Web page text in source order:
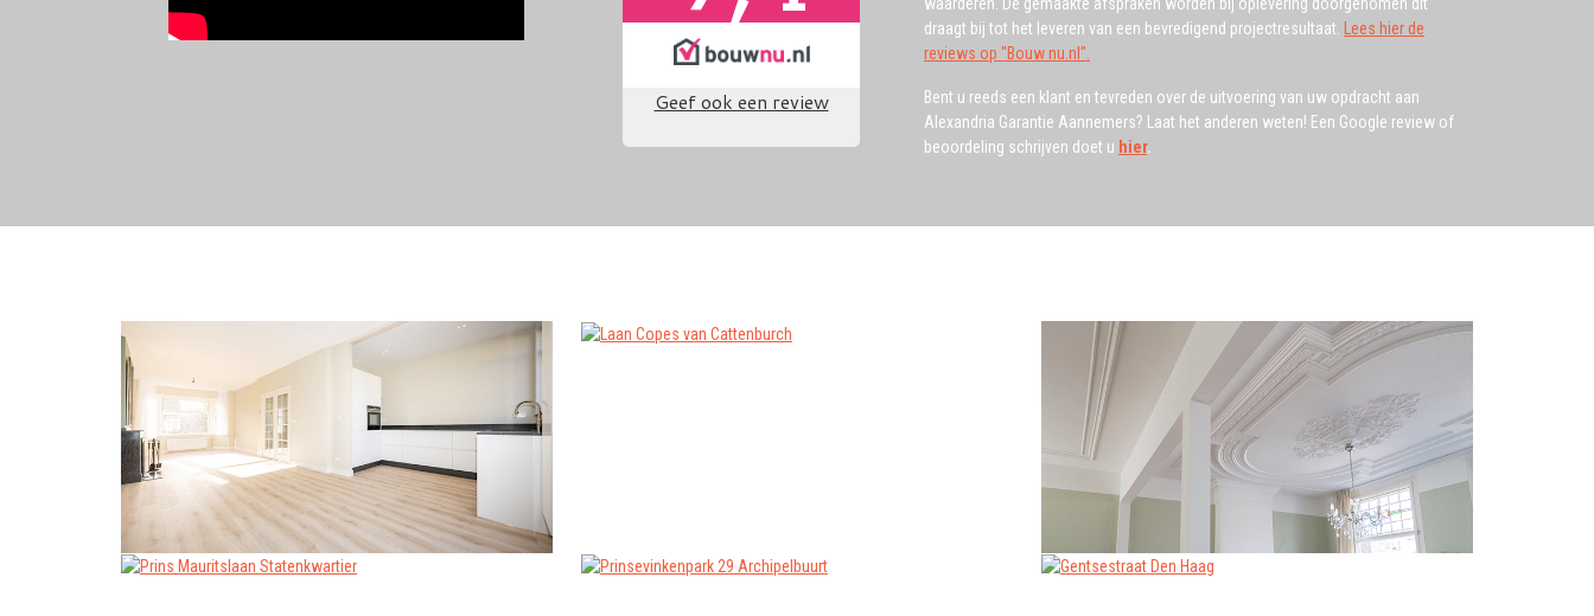
draagt bij tot het leveren van een bevredigend projectresultaat.
Lees hier de
reviews op "Bouw nu.nl".
Bent u reeds een klant en tevreden over de uitvoering van uw opdracht aan
Alexandria Garantie Aannemers? Laat het anderen weten! Een Google review of
beoordeling schrijven doet u hier.